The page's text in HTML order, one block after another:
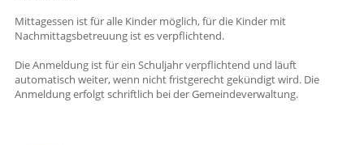
Mittagessen ist für alle Kinder möglich, für die Kinder mit
Nachmittagsbetreuung ist es verpflichtend.
Die Anmeldung ist für ein Schuljahr verpflichtend und läuft
automatisch weiter, wenn nicht fristgerecht gekündigt wird. Die
Anmeldung erfolgt schriftlich bei der Gemeindeverwaltung.